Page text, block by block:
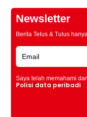
Newsletter
Berita Telus & Tulus
Saya telah memahami
Polisi data peribadi